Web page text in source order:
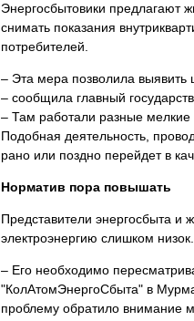
Энергосбытовики предлагают
снимать показания
потребителей.
– Эта мера позволила выявить
– сообщила главный
– Там работали разные
Подобная деятельность,
рано или поздно перейдет в
Норматив пора повышать
Представители энергосбыта
электроэнергию слишком низок.
– Его необходимо
"КолАтомЭнергоСбыта" в
проблему обратило внимание